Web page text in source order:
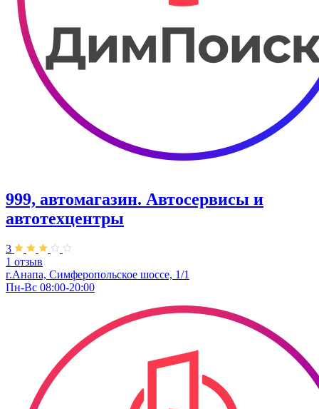
999, автомагазин. Автосервисы и
автотехцентры
3
1 отзыв
г.Анапа, Симферопольское шоссе, 1/1
Пн-Вс 08:00-20:00